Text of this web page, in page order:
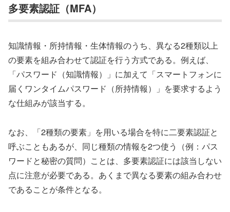
多要素認証（MFA）
知識情報・所持情報・生体情報のうち、異なる2種類以上
の要素を組み合わせて認証を行う方式である。例えば、
「パスワード（知識情報）」に加えて「スマートフォンに
届くワンタイムパスワード（所持情報）」を要求するよう
な仕組みが該当する。
なお、「2種類の要素」を用いる場合を特に二要素認証と
呼ぶこともあるが、同じ種類の情報を2つ使う（例：パス
ワードと秘密の質問）ことは、多要素認証には該当しない
点に注意が必要である。あくまで異なる要素の組み合わせ
であることが条件となる。